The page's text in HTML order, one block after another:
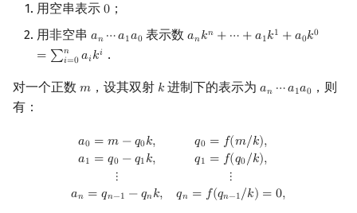
用空串表示 0
0 ；
用非空串 𝑎𝑛 ⋯𝑎1𝑎0
an ⋯a1a0 表示数𝑎𝑛𝑘𝑛 + ⋯ +𝑎1𝑘1 +𝑎0𝑘0
= ∑𝑛
𝑖=0𝑎𝑖𝑘𝑖
ankn +⋯+ a1 k1+a 0k 0=∑i=
．
对一个正数 𝑚
m ，设其双射 𝑘
k 进制下的表示为𝑎𝑛 ⋯𝑎1𝑎0
an ⋯a1a0 ，则
有：
𝑎0 = 𝑚 −𝑞0𝑘, 𝑞0 = 𝑓(𝑚/𝑘),
𝑎1 = 𝑞0 −𝑞1𝑘, 𝑞1 = 𝑓(𝑞0/𝑘),
⋮
⋮
𝑎𝑛 = 𝑞𝑛−1 −𝑞𝑛𝑘, 𝑞𝑛 = 𝑓(𝑞𝑛−1/𝑘) = 0,
q0 =f( m/ k) ,a1=q k,q 1= (q0/k),⋮